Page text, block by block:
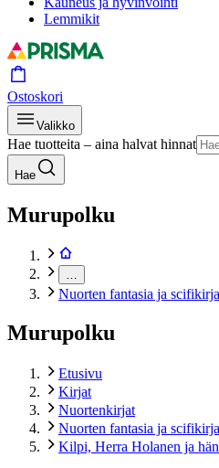
Lemmikit
Ostoskori
Valikko
Hae tuotteita – aina halvat hinnat
Hae
Murupolku
Nuorten fantasia ja
Murupolku
Etusivu
Kirjat
Nuortenkirjat
Nuorten fantasia ja
Kilpi, Herra Holanen ja